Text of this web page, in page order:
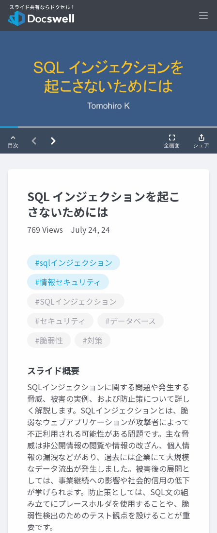
SQL インジェクションを起こ
さないためには
769 Views July 24, 24
#sqlインジェクション
#情報セキュリティ
#SQLインジェクション
#セキュリティ
#データベース
#脆弱性
#対策
スライド概要
SQLインジェクションに関する問題や発生する
脅威、被害の実例、および防止策について詳し
く解説します。SQLインジェクションとは、脆
弱なウェブアプリケーションが攻撃者によって
不正利用される可能性がある問題です。主な脅
威は非公開情報の閲覧や情報の改ざん、個人情
報の漏洩などがあり、過去には企業にて大規模
なデータ流出が発生しました。被害後の展開と
しては、事業継続への影響や社会的信用の低下
が挙げられます。防止策としては、SQL文の組
み立てにプレースホルダを使用することや、脆
弱性検出のためのテスト観点を設けることが重
要です。